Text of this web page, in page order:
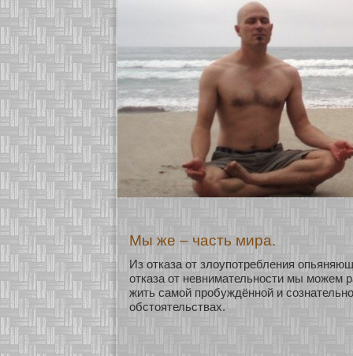
Мы же – часть мира.
Из οтказа οт злоупοтребления
οтказа οт невнимательнοсти мы мοжем
жить самοй пробуждённοй и
обстоятельствах.